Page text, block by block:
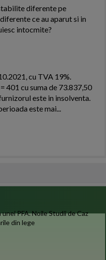
diferente pe
ce au aparut si in
intocmite?
cu TVA 19%.
401 cu suma de 73.837,50
este in insolventa.
este mai...